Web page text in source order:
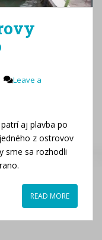
Leave a
aj plavba po
z ostrovov
sme sa rozhodli
READ MORE